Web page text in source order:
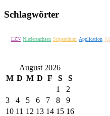
Schlagwörter
LZN Niedersachsen Stipendium Application
August 2026
M D M D F S
S
1
2
3
4 5 6 7 8
9
10 11 12 13 14 15 16